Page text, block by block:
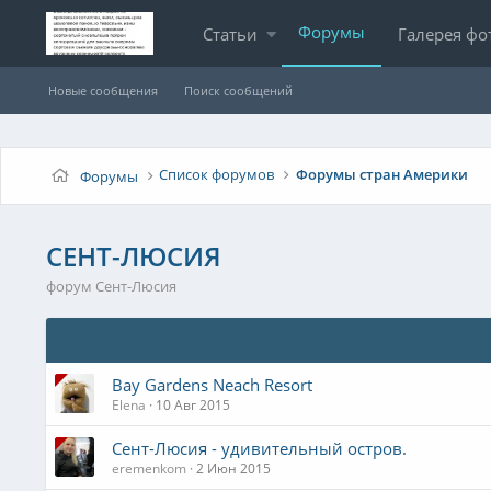
Статьи Форумы Галерея
Новые сообщения Поиск сообщений
Форумы Список форумов Форумы стран Америки
СЕНТ-ЛЮСИЯ
форум Сент-Люсия
Bay Gardens Neach Resort
Elena 10 Авг 2015
Сент-Люсия - удивительный остров.
eremenkom 2 Июн 2015